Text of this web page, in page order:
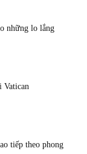
những lo lắng
Vatican
tiếp theo phong